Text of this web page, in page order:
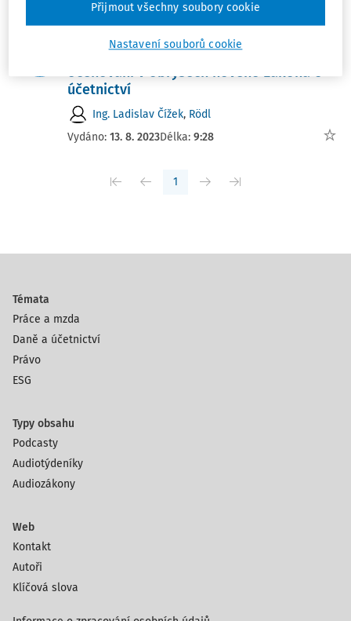
Časová hodnota peněz a způsoby
oceňování v obrysech nového zákona o
účetnictví
Ing. Ladislav Čížek, Rödl
Vydáno: 13. 8. 2023Délka: 9:28
1
Témata
Práce a mzda
Daně a účetnictví
Právo
ESG
Typy obsahu
Podcasty
Audiotýdeníky
Audiozákony
Web
Kontakt
Autoři
Klíčová slova
Nastavení souborů cookie
Přijmout všechny soubory cookie